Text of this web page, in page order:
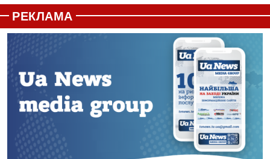
РЕКЛАМА